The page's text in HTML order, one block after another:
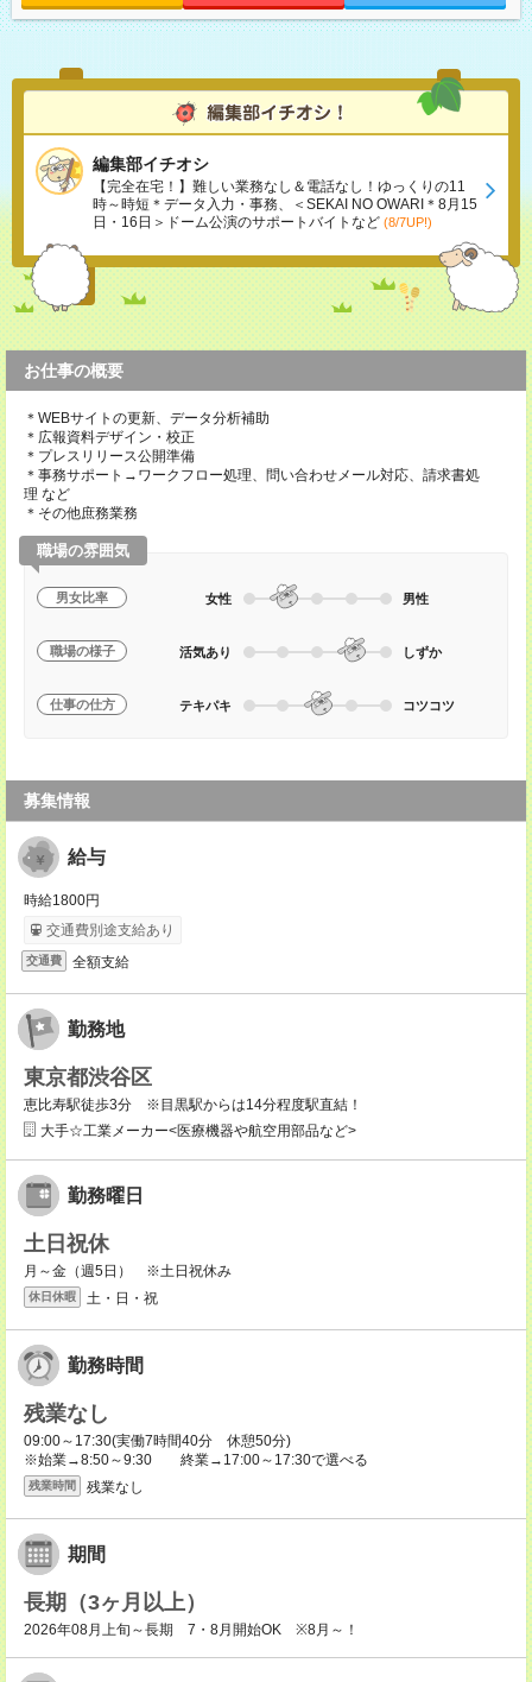
編集部イチオシ
【完全在宅！】難しい業務なし＆電話なし！ゆっくりの11
時～時短＊データ入力・事務、＜SEKAI NO OWARI＊8月15
日・16日＞ドーム公演のサポートバイトなど (8/7UP!)
お仕事の概要
＊WEBサイトの更新、データ分析補助
＊広報資料デザイン・校正
＊プレスリリース公開準備
＊事務サポート→ワークフロー処理、問い合わせメール対応、請求書処
理 など
＊その他庶務業務
職場の雰囲気
男女比率 女性 男性
職場の様子 活気あり しずか
仕事の仕方 テキパキ コツコツ
募集情報
給与
時給1800円
交通費別途支給あり
交通費 全額支給
勤務地
東京都渋谷区
恵比寿駅徒歩3分 ※目黒駅からは14分程度駅直結！
大手☆工業メーカー<医療機器や航空用部品など>
勤務曜日
土日祝休
月～金（週5日） ※土日祝休み
休日休暇 土・日・祝
勤務時間
残業なし
09:00～17:30(実働7時間40分 休憩50分)
※始業→8:50～9:30 終業→17:00～17:30で選べる
残業時間 残業なし
期間
長期（3ヶ月以上）
2026年08月上旬～長期 7・8月開始OK ※8月～！